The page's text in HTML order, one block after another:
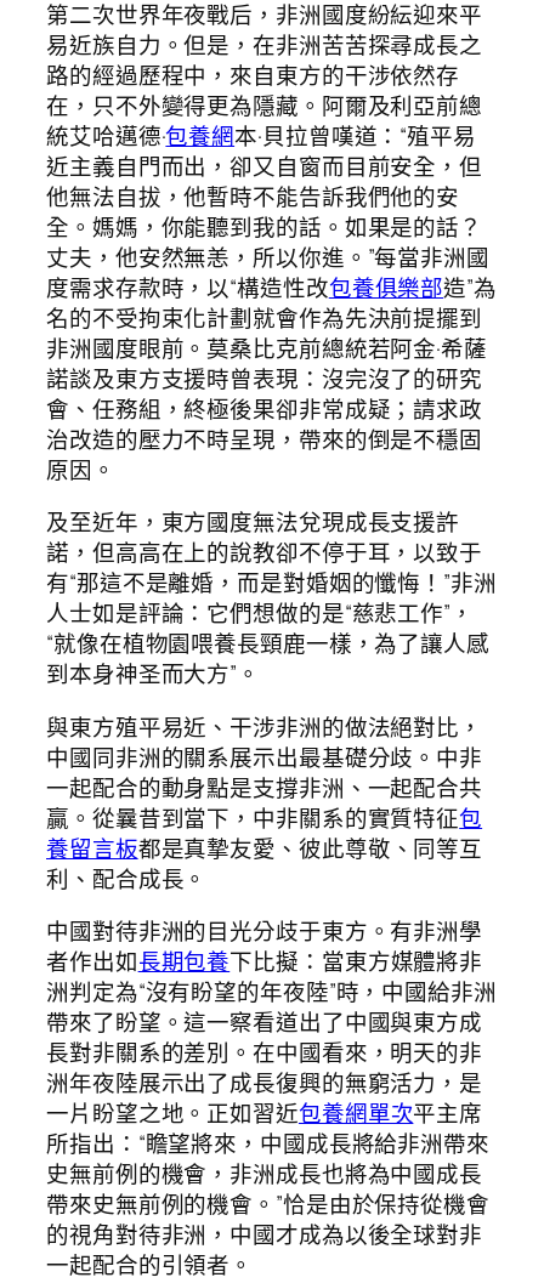
第二次世界年夜戰后，非洲國度紛紜迎來平
易近族自力。但是，在非洲苦苦探尋成長之
路的經過歷程中，來自東方的干涉依然存
在，只不外變得更為隱藏。阿爾及利亞前總
統艾哈邁德·包養網本·貝拉曾嘆道：“殖平易
近主義自門而出，卻又自窗而目前安全，但
他無法自拔，他暫時不能告訴我們他的安
全。媽媽，你能聽到我的話。如果是的話？
丈夫，他安然無恙，所以你進。”每當非洲國
度需求存款時，以“構造性改包養俱樂部造”為
名的不受拘束化計劃就會作為先決前提擺到
非洲國度眼前。莫桑比克前總統若阿金·希薩
諾談及東方支援時曾表現：沒完沒了的研究
會、任務組，終極後果卻非常成疑；請求政
治改造的壓力不時呈現，帶來的倒是不穩固
原因。
及至近年，東方國度無法兌現成長支援許
諾，但高高在上的說教卻不停于耳，以致于
有“那這不是離婚，而是對​​婚姻的懺悔！”非洲
人士如是評論：它們想做的是“慈悲工作”，
“就像在植物園喂養長頸鹿一樣，為了讓人感
到本身神圣而大方”。
與東方殖平易近、干涉非洲的做法絕對比，
中國同非洲的關系展示出最基礎分歧。中非
一起配合的動身點是支撐非洲、一起配合共
贏。從曩昔到當下，中非關系的實質特征包
養留言板都是真摯友愛、彼此尊敬、同等互
利、配合成長。
中國對待非洲的目光分歧于東方。有非洲學
者作出如長期包養下比擬：當東方媒體將非
洲判定為“沒有盼望的年夜陸”時，中國給非洲
帶來了盼望。這一察看道出了中國與東方成
長對非關系的差別。在中國看來，明天的非
洲年夜陸展示出了成長復興的無窮活力，是
一片盼望之地。正如習近包養網單次平主席
所指出：“瞻望將來，中國成長將給非洲帶來
史無前例的機會，非洲成長也將為中國成長
帶來史無前例的機會。”恰是由於保持從機會
的視角對待非洲，中國才成為以後全球對非
一起配合的引領者。